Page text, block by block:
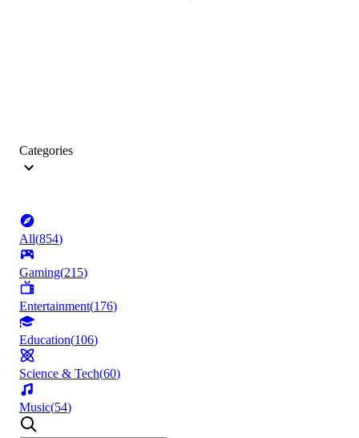
Categories
All(854)
Gaming(215)
Entertainment(176)
Education(106)
Science & Tech(60)
Music(54)